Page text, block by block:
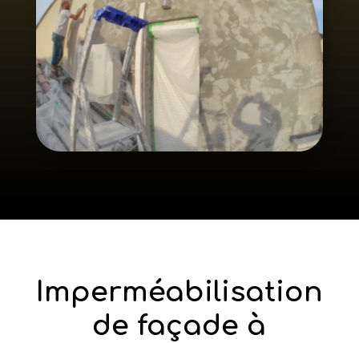
Imperméabilisation
de façade à